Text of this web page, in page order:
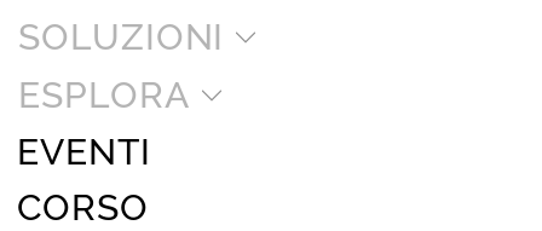
SOLUZIONI
ESPLORA
EVENTI
CORSO